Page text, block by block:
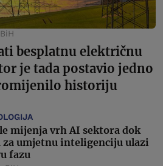
besplatnu električnu
je tada postavio jedno
historiju
mijenja vrh AI sektora dok
umjetnu inteligenciju ulazi
fazu